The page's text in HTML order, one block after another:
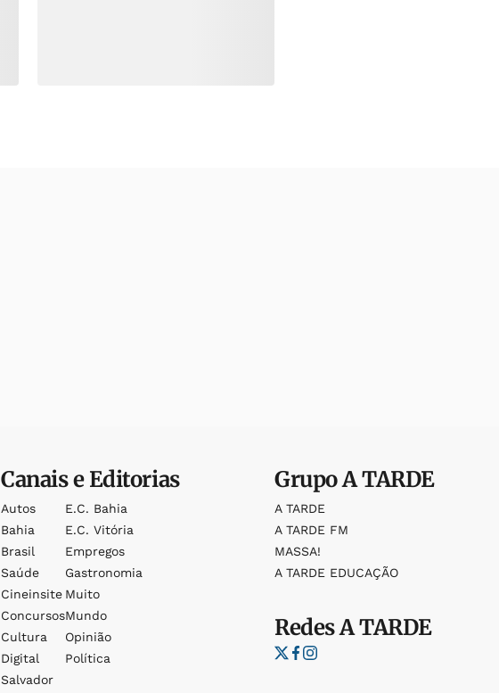
Canais e Editorias
Autos
Bahia
Brasil
Saúde
Cineinsite
Concursos
Cultura
Digital
Salvador
E.c. Bahia
E.c. Vitória
Empregos
Gastronomia
Muito
Mundo
Opinião
Política
GrupoA TARDE
A TARDE
A TARDE FM
MASSA!
A TARDE EDUCAÇÃO
RedesA TARDE